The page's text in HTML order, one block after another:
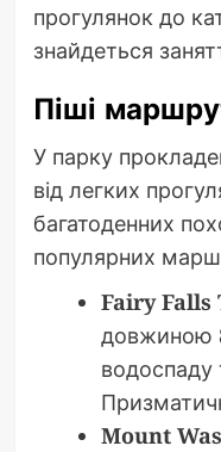
прогулянок до
знайдеться
Піші
У парку
від легких
багатоденних
популярних
Fairy Falls
довжиною
водоспаду
Mount